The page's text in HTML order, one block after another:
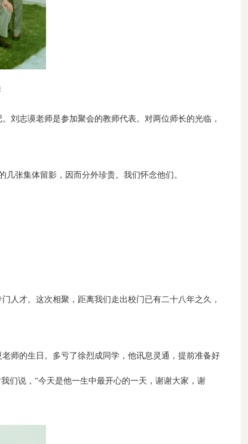
刘志谟老师是参加聚会的教师代表。对两位师长的光临，
张集体留影，因而分外珍贵。我们怀念他们。
人才。这次相聚，距离我们走出校门已有二十八年之久，
师的生日。多亏了徐烈成同学，他讯息灵通，提前准备好
们说，“今天是他一生中最开心的一天，谢谢大家，谢